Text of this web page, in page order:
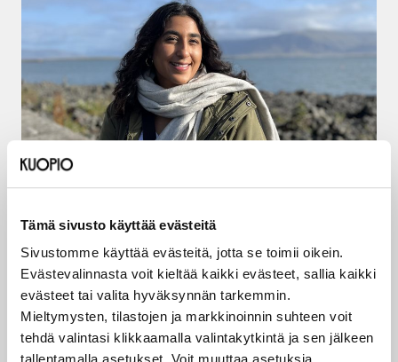
Tämä sivusto käyttää evästeitä
Sivustomme käyttää evästeitä, jotta se toimii oikein.
Evästevalinnasta voit kieltää kaikki evästeet, sallia kaikki
evästeet tai valita hyväksynnän tarkemmin.
Mieltymysten, tilastojen ja markkinoinnin suhteen voit
tehdä valintasi klikkaamalla valintakytkintä ja sen jälkeen
Amani Al-mehsen rakentaa siltoja
LUE ARTIKKELI